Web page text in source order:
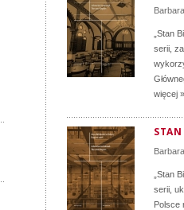
„Stan
serii,
więcej »
„Stan
serii,
Polsce